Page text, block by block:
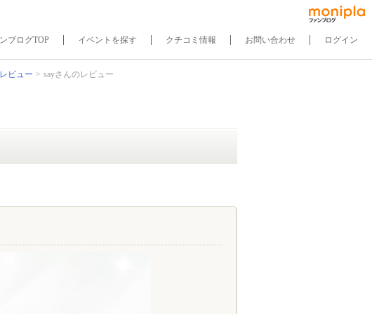
ブログTOP イベントを探す クチコミ情報 お問い合わせ ログイン
レビュー sayさんのレビュー